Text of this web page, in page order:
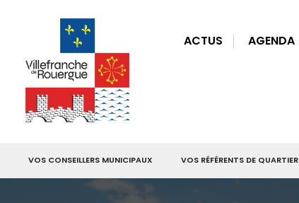
ACTUS AGENDA
VOS CONSEILLERS MUNICIPAUX VOS RÉFÉRENTS DE QUARTIER